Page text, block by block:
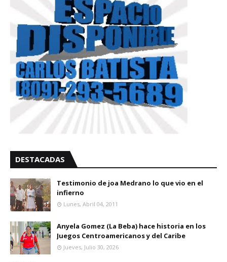
DESTACADAS
Testimonio de joa Medrano lo que vio en el
infierno
Lunes, Abril 04, 2011
Anyela Gomez (La Beba) hace historia en los
Juegos Centroamericanos y del Caribe
Jueves, Julio 30, 2026